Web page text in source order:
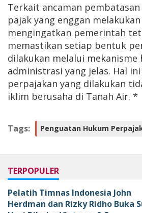
Terkait ancaman
pajak yang enggan
mengingatkan pemerintah
memastikan setiap bentuk
dilakukan melalui mekanisme
administrasi yang jelas. Hal
perpajakan yang dilakukan
iklim berusaha di Tanah Air. *
Tags: Penguatan Hukum
TERPOPULER
Pelatih Timnas Indonesia John
Herdman dan Rizky Ridho Buka